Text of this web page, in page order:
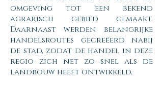
omgeving tot een bekend
agrarisch gebied gemaakt.
Daarnaast werden belangrijke
handelsroutes gecreëerd nabij
de stad, zodat de handel in deze
regio zich net zo snel als de
landbouw heeft ontwikkeld.